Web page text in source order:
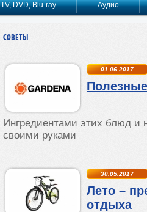
СОВЕТЫ
01.06.2017
Ингредиентами этих блюд и
своими руками
30.05.2017
Лето –
отдыха
TV, DVD, Blu-ray Аудио